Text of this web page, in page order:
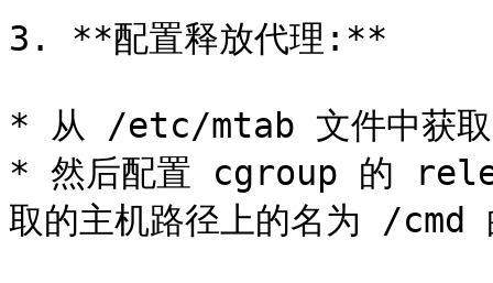
3. **配置释放代理:**
* 从 /etc/mtab 文件中获取
* 然后配置 cgroup 的
取的主机路径上的名为 /cmd